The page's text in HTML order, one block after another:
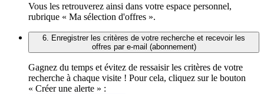
Vous les retrouverez ainsi dans votre espace personnel,
rubrique « Ma sélection d'offres ».
6. Enregistrer les critères de votre recherche et recevoir les
offres par e-mail (abonnement)
Gagnez du temps et évitez de ressaisir les critères de votre
recherche à chaque visite ! Pour cela, cliquez sur le bouton
« Créer une alerte » :